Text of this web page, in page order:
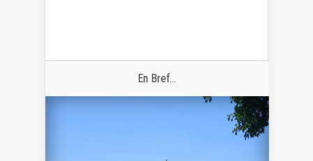
En Bref...